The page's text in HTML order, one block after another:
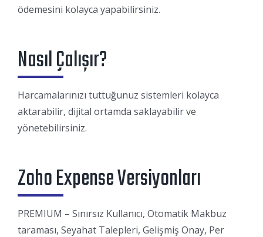
ödemesini kolayca yapabilirsiniz.
Nasıl Çalışır?
Harcamalarınızı tuttuğunuz sistemleri kolayca
aktarabilir, dijital ortamda saklayabilir ve
yönetebilirsiniz.
Zoho Expense Versiyonları
PREMIUM – Sınırsız Kullanıcı, Otomatik Makbuz
taraması, Seyahat Talepleri, Gelişmiş Onay, Per